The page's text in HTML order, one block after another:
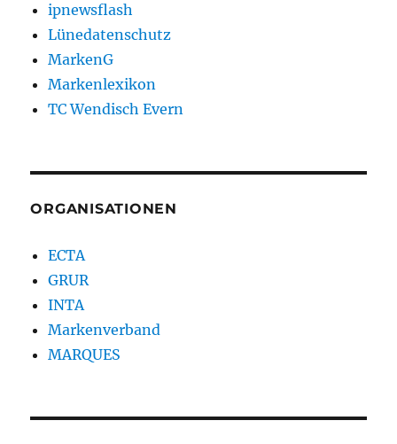
ipnewsflash
Lünedatenschutz
MarkenG
Markenlexikon
TC Wendisch Evern
ORGANISATIONEN
ECTA
GRUR
INTA
Markenverband
MARQUES